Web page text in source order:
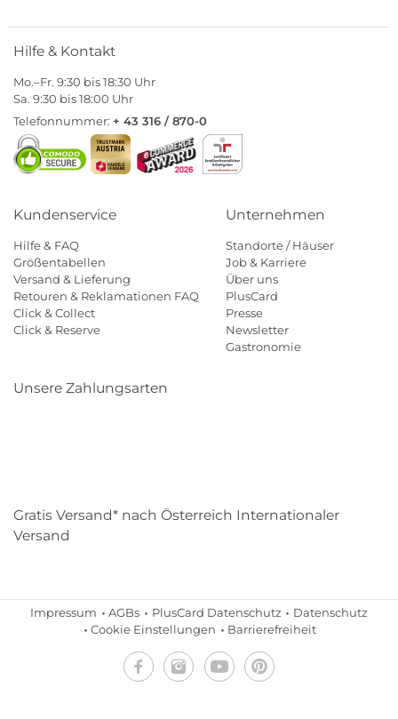
Hilfe & Kontakt
Mo.–Fr. 9:30 bis 18:30 Uhr
Sa. 9:30 bis 18:00 Uhr
Telefonnummer: + 43 316 / 870-0
Kundenservice
Hilfe & FAQ
Größentabellen
Versand & Lieferung
Retouren & Reklamationen FAQ
Click & Collect
Click & Reserve
Unternehmen
Standorte / Häuser
Job & Karriere
Über uns
PlusCard
Presse
Newsletter
Gastronomie
Unsere Zahlungsarten
Gratis Versand* nach Österreich Internationaler
Versand
Impressum AGBs PlusCard Datenschutz
Datenschutz
Cookie Einstellungen
Barrierefreiheit